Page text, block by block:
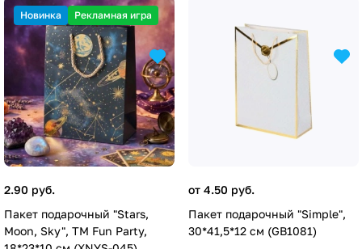
Новинка Рекламная игра
2.90 руб.
Пакет подарочный "Stars,
Moon, Sky", ТМ Fun Party,
от 4.50 руб.
Пакет подарочный "Simple",
30*41,5*12 см (GB1081)